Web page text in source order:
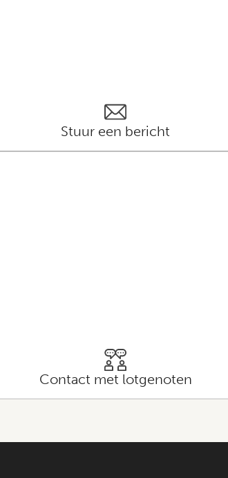
Stuur een bericht
Contact met lotgenoten